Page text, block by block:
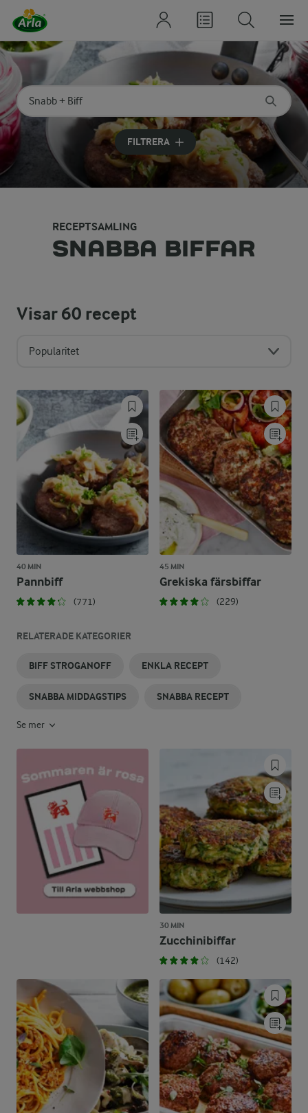
Sök på kategori eller ingrediens
Skriv in sökord för att få förslag
FILTRERA
RECEPTSAMLING
SNABBA BIFFAR
Visar60 recept
Popularitet
40 MIN
Pannbiff
(771)
45 MIN
Grekiska färsbiffar
(229)
RELATERADE KATEGORIER
BIFF STROGANOFF ENKLA RECEPT
SNABBA MIDDAGSTIPS SNABBA RECEPT
Se mer
30 MIN
Zucchinibiffar
(142)